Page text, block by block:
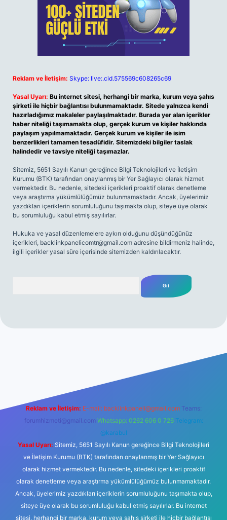
Reklam ve İletişim: Skype: live:.cid.575569c608265c69
Yasal Uyarı: Bu internet sitesi, herhangi bir marka, kurum veya şahıs
şirketi ile hiçbir bağlantısı bulunmamaktadır. Sitede yalnızca kendi
hazırladığımız makaleler paylaşılmaktadır. Burada yer alan içerikler
haber niteliği taşımamakta olup, gerçek kurum ve kişiler hakkında
paylaşım yapılmamaktadır. Gerçek kurum ve kişiler ile isim
benzerlikleri tamamen tesadüfidir. Sitemizdeki bilgiler taslak
halindedir ve tavsiye niteliği taşımazlar.
Sitemiz, 5651 Sayılı Kanun gereğince Bilgi Teknolojileri ve İletişim
Kurumu (BTK) tarafından onaylanmış bir Yer Sağlayıcı olarak hizmet
vermektedir. Bu nedenle, sitedeki içerikleri proaktif olarak denetleme
veya araştırma yükümlülüğümüz bulunmamaktadır. Ancak, üyelerimiz
yazdıkları içeriklerin sorumluluğunu taşımakta olup, siteye üye olarak
bu sorumluluğu kabul etmiş sayılırlar.
Hukuka ve yasal düzenlemelere aykırı olduğunu düşündüğünüz
içerikleri, backlinkpanelicomtr@gmail.com adresine bildirmeniz halinde,
ilgili içerikler yasal süre içerisinde sitemizden kaldırılacaktır.
Reklam ve İletişim: E-mail: backlinkpaneli@gmail.com Teams:
forumhizmeti@gmail.com Whatsapp: 0262 606 0 726 Telegram:
@karabul
Yasal Uyarı: Sitemiz, 5651 Sayılı Kanun gereğince Bilgi Teknolojileri
ve İletişim Kurumu (BTK) tarafından onaylanmış bir Yer Sağlayıcı
olarak hizmet vermektedir. Bu nedenle, sitedeki içerikleri proaktif
olarak denetleme veya araştırma yükümlülüğümüz bulunmamaktadır.
Ancak, üyelerimiz yazdıkları içeriklerin sorumluluğunu taşımakta olup,
siteye üye olarak bu sorumluluğu kabul etmiş sayılırlar. Bu internet
sitesi, herhangi bir marka, kurum veya şahıs şirketi ile hiçbir bağlantısı